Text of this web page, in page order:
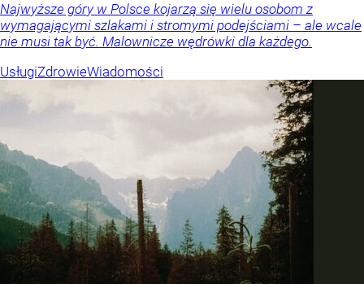
Najwyższe góry w Polsce kojarzą się wielu osobom z
wymagającymi szlakami i stromymi podejściami – ale wcale
nie musi tak być. Malownicze wędrówki dla każdego.
UsługiZdrowieWiadomości